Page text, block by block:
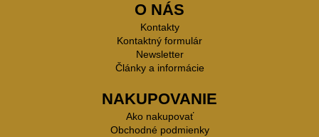
O NÁS
Kontakty
Kontaktný formulár
Newsletter
Články a informácie
NAKUPOVANIE
Ako nakupovať
Obchodné podmienky